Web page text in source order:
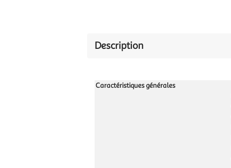
Description
Caractéristiques générales